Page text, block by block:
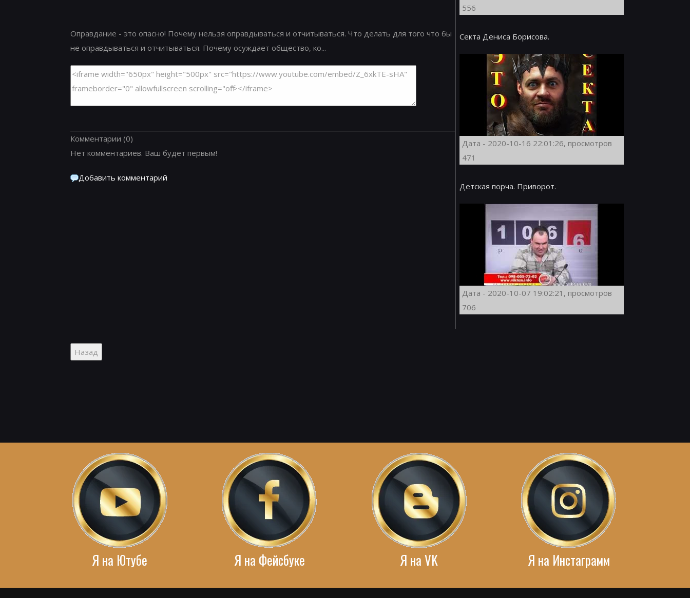
Оправдание - это опасно! Почему нельзя оправдываться и отчитываться. Что делать для того что бы
не оправдываться и отчитываться. Почему осуждает общество, ко...
Комментарии (0)
Нет комментариев. Ваш будет первым!
Добавить комментарий
556
Секта Дениса Борисова.
Дата - 2020-10-16 22:01:26, просмотров
471
Детская порча. Приворот.
Дата - 2020-10-07 19:02:21, просмотров
706
Я на Ютубе Я на Фейсбуке Я на VK Я на Инстаграмм